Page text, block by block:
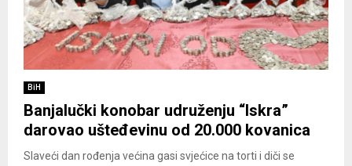
BiH
Banjalučki konobar udruženju “Iskra”
darovao ušteđevinu od 20.000 kovanica
Slaveći dan rođenja većina gasi svjećice na torti i diči se